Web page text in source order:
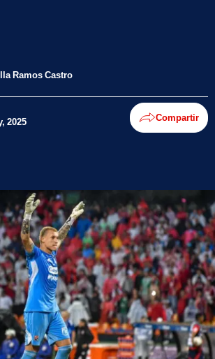
Ramos Castro
2025 Compartir